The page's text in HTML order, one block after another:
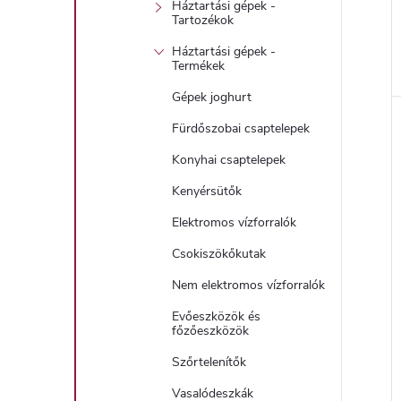
Háztartási gépek -
Tartozékok
Háztartási gépek -
Termékek
Gépek joghurt
Fürdőszobai csaptelepek
Konyhai csaptelepek
Kenyérsütők
Elektromos vízforralók
Csokiszökőkutak
Nem elektromos vízforralók
Evőeszközök és
főzőeszközök
Szőrtelenítők
Vasalódeszkák
l